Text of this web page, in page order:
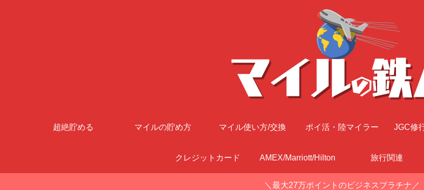
超絶貯める マイルの貯め方 マイル使い方/交換 ポイ活・陸マイラー JGC修
クレジットカード AMEX/Marriott/Hilton 旅行関連
＼最大27万ポイントのビジネスプラチナ／